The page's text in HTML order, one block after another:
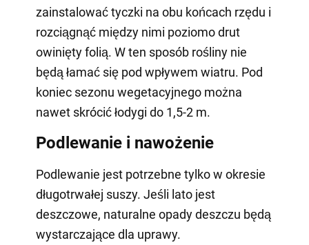
zainstalować tyczki na obu końcach rzędu i
rozciągnąć między nimi poziomo drut
owinięty folią. W ten sposób rośliny nie
będą łamać się pod wpływem wiatru. Pod
koniec sezonu wegetacyjnego można
nawet skrócić łodygi do 1,5-2 m.
Podlewanie i nawożenie
Podlewanie jest potrzebne tylko w okresie
długotrwałej suszy. Jeśli lato jest
deszczowe, naturalne opady deszczu będą
wystarczające dla uprawy.